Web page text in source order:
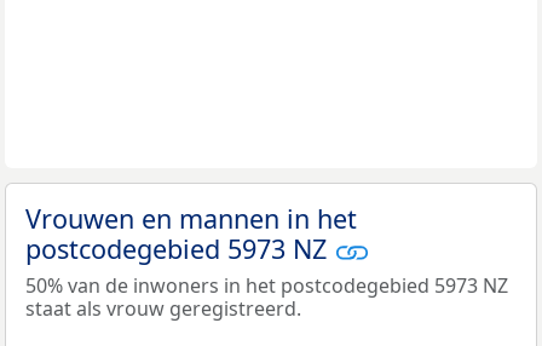
Vrouwen en mannen in het
postcodegebied 5973 NZ
50% van de inwoners in het postcodegebied 5973 NZ
staat als vrouw geregistreerd.